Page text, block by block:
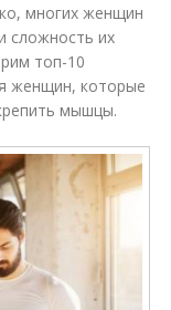
многих женщин
сложность их
топ-10
женщин, которые
мышцы.